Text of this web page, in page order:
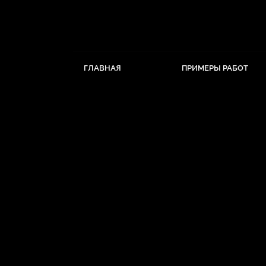
ГЛАВНАЯ ПРИМЕРЫ РАБОТ